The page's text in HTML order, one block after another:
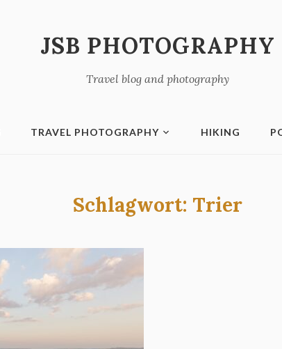
JSB PHOTOGRAPHY
Travel blog and photography
TRAVEL PHOTOGRAPHY HIKING
Schlagwort: Trier